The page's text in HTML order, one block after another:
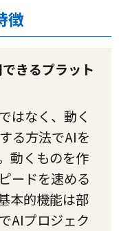
徴
きるプラット
はなく、動く
る方法でAIを
動くものを作
ードを速める
本的機能は部
AIプロジェク